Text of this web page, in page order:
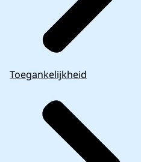
Toegankelijkheid